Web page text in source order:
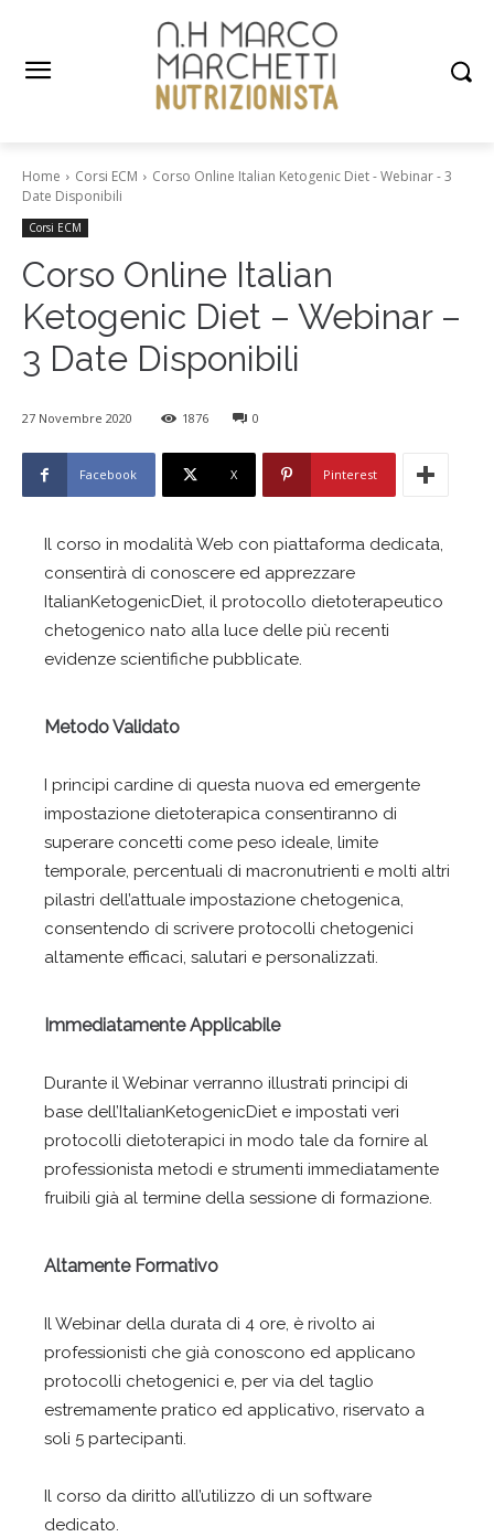
Home Corsi ECM
Corso Online Italian Ketogenic Diet - Webinar - 3
Date Disponibili
Corsi ECM
Corso Online Italian
Ketogenic Diet – Webinar –
3 Date Disponibili
27 Novembre 2020 1876 0
Facebook X Pinterest
Il corso in modalità Web con piattaforma dedicata,
consentirà di conoscere ed apprezzare
ItalianKetogenicDiet, il protocollo dietoterapeutico
chetogenico nato alla luce delle più recenti
evidenze scientifiche pubblicate.
Metodo Validato
I principi cardine di questa nuova ed emergente
impostazione dietoterapica consentiranno di
superare concetti come peso ideale, limite
temporale, percentuali di macronutrienti e molti altri
pilastri dell’attuale impostazione chetogenica,
consentendo di scrivere protocolli chetogenici
altamente efficaci, salutari e personalizzati.
Immediatamente Applicabile
Durante il Webinar verranno illustrati principi di
base dell’ItalianKetogenicDiet e impostati veri
protocolli dietoterapici in modo tale da fornire al
professionista metodi e strumenti immediatamente
fruibili già al termine della sessione di formazione.
Altamente Formativo
Il Webinar della durata di 4 ore, è rivolto ai
professionisti che già conoscono ed applicano
protocolli chetogenici e, per via del taglio
estremamente pratico ed applicativo, riservato a
soli 5 partecipanti.
Il corso da diritto all’utilizzo di un software
dedicato.